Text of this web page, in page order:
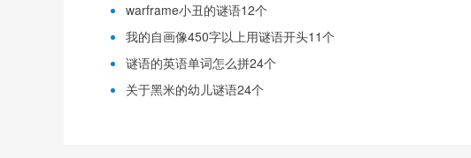
warframe小丑的谜语12个
我的自画像450字以上用谜语开头11个
谜语的英语单词怎么拼24个
关于黑米的幼儿谜语24个